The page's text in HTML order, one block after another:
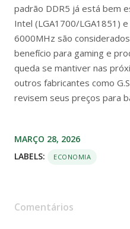
padrão DDR5 já está bem
Intel (LGA1700/LGA1851)
6000MHz são
benefício para gaming e
queda se mantiver nas
outros fabricantes como
revisem seus preços para
MARÇO 28, 2026
LABELS:
ECONOMIA
Comentários